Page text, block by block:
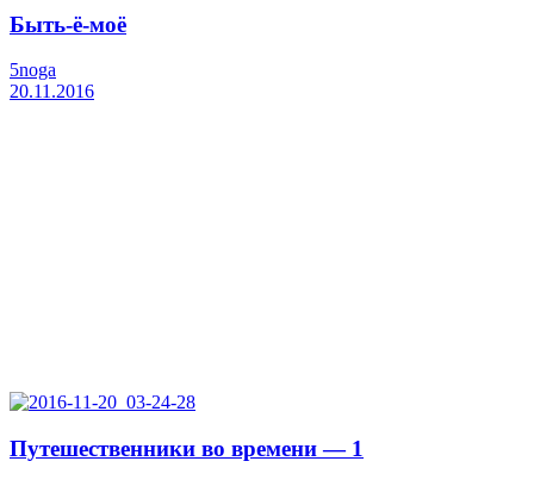
Быть-ё-моё
5noga
20.11.2016
Путешественники во времени — 1